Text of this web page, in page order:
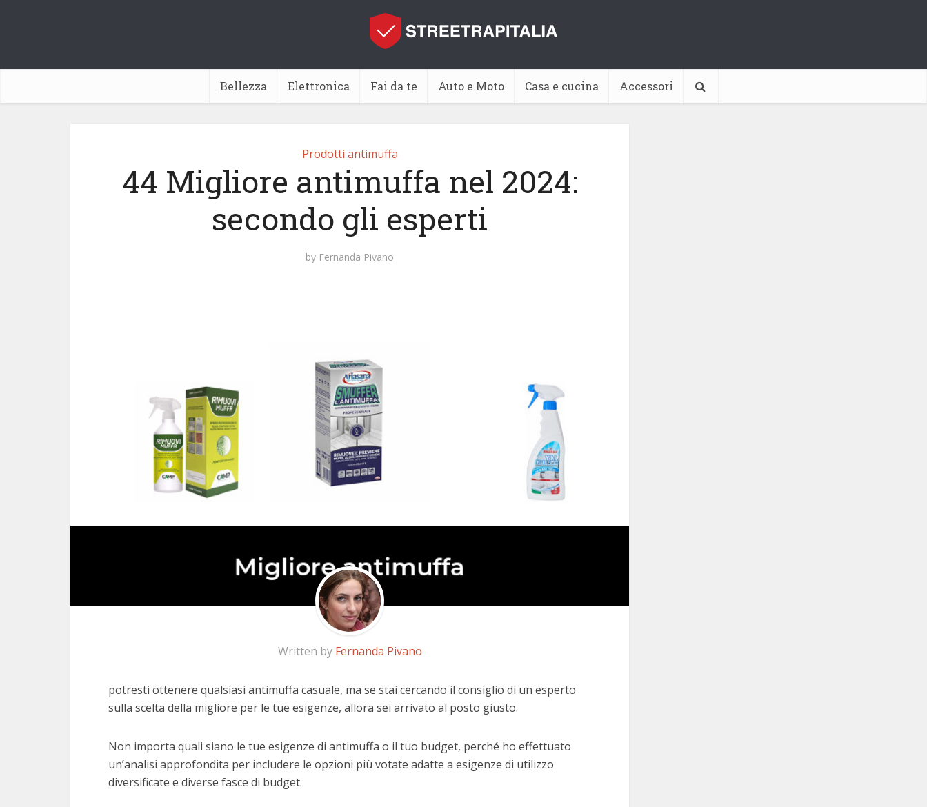
Bellezza Elettronica Fai da te Auto e Moto Casa e cucina Accessori
Prodotti antimuffa
44 Migliore antimuffa nel 2024:
secondo gli esperti
by Fernanda Pivano
Written by Fernanda Pivano
potresti ottenere qualsiasi antimuffa casuale, ma se stai cercando il consiglio di un esperto
sulla scelta della migliore per le tue esigenze, allora sei arrivato al posto giusto.
Non importa quali siano le tue esigenze di antimuffa o il tuo budget, perché ho effettuato
un’analisi approfondita per includere le opzioni più votate adatte a esigenze di utilizzo
diversificate e diverse fasce di budget.